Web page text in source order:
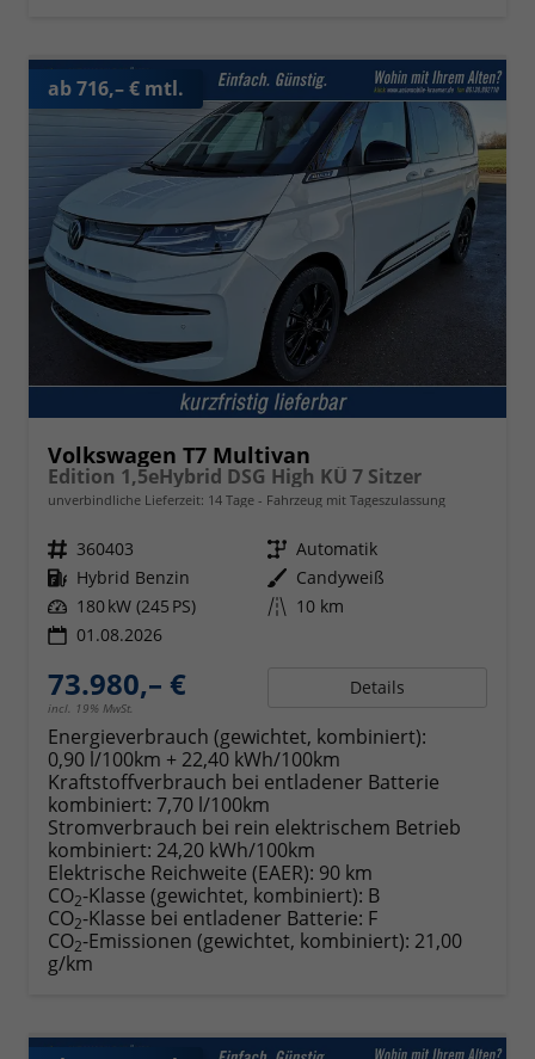
ab 716,– € mtl.
Volkswagen T7 Multivan
Edition 1,5eHybrid DSG High KÜ 7 Sitzer
unverbindliche Lieferzeit: 14 Tage Fahrzeug mit Tageszulassung
Fahrzeugnr. 360403 Getriebe Automatik
Kraftstoff Hybrid Benzin Außenfarbe Candyweiß
Leistung 180 kW (245 PS) Kilometerstand 10 km
01.08.2026
73.980,– €
incl. 19% MwSt.
Details
Energieverbrauch (gewichtet, kombiniert):
0,90 l/100km + 22,40 kWh/100km
Kraftstoffverbrauch bei entladener Batterie
kombiniert: 7,70 l/100km
Stromverbrauch bei rein elektrischem Betrieb
kombiniert: 24,20 kWh/100km
Elektrische Reichweite (EAER): 90 km
CO2-Klasse (gewichtet, kombiniert): B
CO2-Klasse bei entladener Batterie: F
CO2-Emissionen (gewichtet, kombiniert): 21,00
g/km